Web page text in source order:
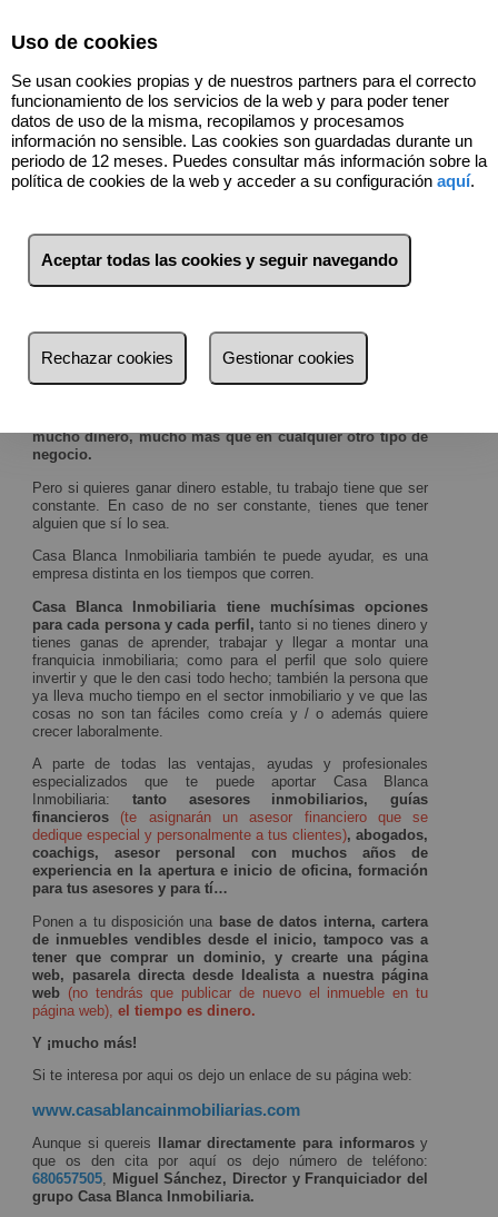
NEGOCIO MUY BIEN
PAGADAS.
NOTICIAS IMPORTANTES: ¡¡GANA DINERO
Y ASEGÚRATE UN GRAN FUTURO!!
mucho dinero, mucho más que en cualquier otro tipo de
negocio.
Pero si quieres ganar dinero estable, tu trabajo tiene que ser
constante. En caso de no ser constante, tienes que tener
alguien que sí lo sea.
Casa Blanca Inmobiliaria también te puede ayudar, es una
empresa distinta en los tiempos que corren.
Casa Blanca Inmobiliaria tiene muchísimas opciones
para cada persona y cada perfil, tanto si no tienes dinero y
tienes ganas de aprender, trabajar y llegar a montar una
franquicia inmobiliaria; como para el perfil que solo quiere
invertir y que le den casi todo hecho; también la persona que
ya lleva mucho tiempo en el sector inmobiliario y ve que las
cosas no son tan fáciles como creía y / o además quiere
crecer laboralmente.
A parte de todas las ventajas, ayudas y profesionales
especializados que te puede aportar Casa Blanca
Inmobiliaria: tanto asesores inmobiliarios, guías
financieros (te asignarán un asesor financiero que se
dedique especial y personalmente a tus clientes), abogados,
coachigs, asesor personal con muchos años de
experiencia en la apertura e inicio de oficina, formación
para tus asesores y para tí…
Ponen a tu disposición una base de datos interna, cartera
de inmuebles vendibles desde el inicio, tampoco vas a
tener que comprar un dominio, y crearte una página
web, pasarela directa desde Idealista a nuestra página
web(no tendrás que publicar de nuevo el inmueble en tu
página web), el tiempo es dinero.
Y ¡mucho más!
Si te interesa por aqui os dejo un enlace de su página web:
www.casablancainmobiliarias.com
Aunque si quereis llamar directamente para informarosy
que os den cita por aquí os dejo número de teléfono:
680657505, Miguel Sánchez, Director y Franquiciador del
grupo Casa Blanca Inmobiliaria.
Uso de cookies
Se usan cookies propias y de nuestros partners para el correcto
funcionamiento de los servicios de la web y para poder tener
datos de uso de la misma, recopilamos y procesamos
información no sensible. Las cookies son guardadas durante un
periodo de 12 meses. Puedes consultar más información sobre la
política de cookies de la web y acceder a su configuración aquí.
Aceptar todas las cookies y seguir navegando
Rechazar cookies Gestionar cookies